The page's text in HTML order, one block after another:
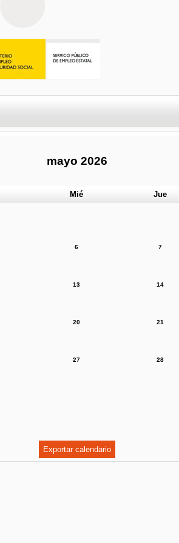
mayo 2026
Mié Jue
6 7
13 14
20 21
27 28